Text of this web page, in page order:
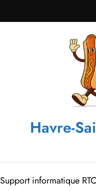
Havre-
Support informatique RTC